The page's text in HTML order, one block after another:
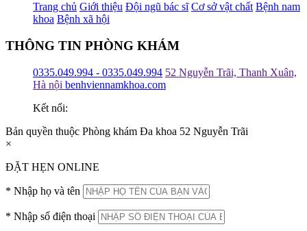
Trang chủ Giới thiệu Đội ngũ bác sĩ Cơ sở vật chất Bệnh nam
khoa Bệnh xã hội
THÔNG TIN PHÒNG KHÁM
0335.049.994 - 0335.049.994 52 Nguyễn Trãi, Thanh Xuân,
Hà nội benhviennamkhoa.com
Kết nối:
Bản quyền thuộc Phòng khám Đa khoa 52 Nguyễn Trãi
×
ĐẶT HẸN ONLINE
* Nhập họ và tên
* Nhập số điện thoại